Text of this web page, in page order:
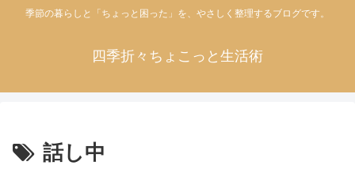
季節の暮らしと「ちょっと困った」を、やさしく整理するブログです。
四季折々ちょこっと生活術
話し中